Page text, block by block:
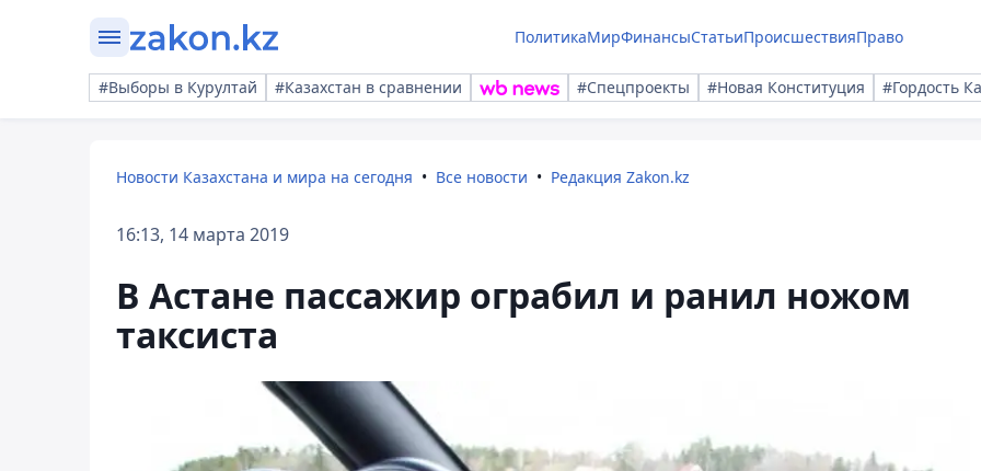
ПолитикаМирФинансыСтатьиПроисшествияПраво
#Выборы в Курултай #Казахстан в сравнении #Спецпроекты #Новая Конституция #Гордость
Новости Казахстана и мира на сегодня Все новости Редакция Zakon.kz
16:13, 14 марта 2019
В Астане пассажир ограбил и ранил ножом
таксиста